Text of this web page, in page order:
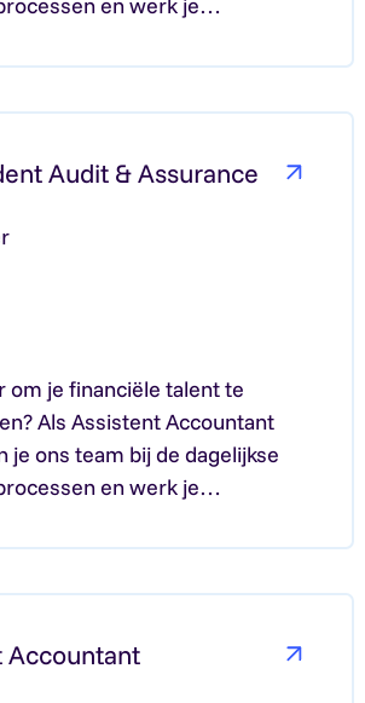
Audit & Assurance
om je financiële talent te
Als Assistent Accountant
je ons team bij de dagelijkse
en werk je…
Accountant